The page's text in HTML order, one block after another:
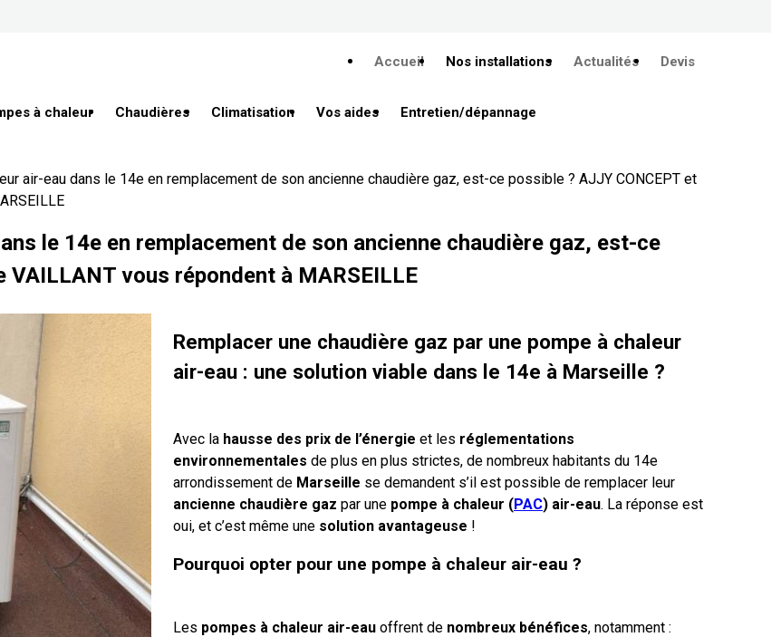
Accueil Nos installations Actualités Devis
à chaleur Chaudières Climatisation Vos aides Entretien/dépannage
air-eau dans le 14e en remplacement de son ancienne chaudière gaz, est-ce possible ? AJJY CONCEPT et
le 14e en remplacement de son ancienne chaudière gaz, est-ce
VAILLANT vous répondent à MARSEILLE
Remplacer une chaudière gaz par une pompe à chaleur
air-eau : une solution viable dans le 14e à Marseille ?
Avec la hausse des prix de l’énergie et les réglementations
environnementales de plus en plus strictes, de nombreux habitants du 14e
arrondissement de Marseille se demandent s’il est possible de remplacer leur
ancienne chaudière gaz par une pompe à chaleur (PAC) air-eau. La réponse est
oui, et c’est même une solution avantageuse !
Pourquoi opter pour une pompe à chaleur air-eau ?
Les pompes à chaleur air-eau offrent de nombreux bénéfices, notamment :